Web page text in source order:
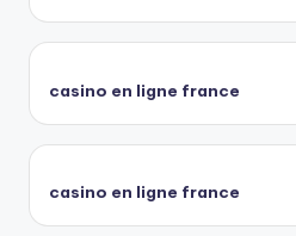
casino en ligne france
casino en ligne france